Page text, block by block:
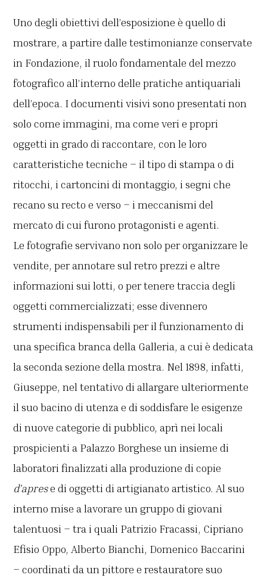
Uno degli obiettivi dell’esposizione è quello di
mostrare, a partire dalle testimonianze conservate
in Fondazione, il ruolo fondamentale del mezzo
fotografico all’interno delle pratiche antiquariali
dell’epoca. I documenti visivi sono presentati non
solo come immagini, ma come veri e propri
oggetti in grado di raccontare, con le loro
caratteristiche tecniche – il tipo di stampa o di
ritocchi, i cartoncini di montaggio, i segni che
recano su recto e verso – i meccanismi del
mercato di cui furono protagonisti e agenti.
Le fotografie servivano non solo per organizzare le
vendite, per annotare sul retro prezzi e altre
informazioni sui lotti, o per tenere traccia degli
oggetti commercializzati; esse divennero
strumenti indispensabili per il funzionamento di
una specifica branca della Galleria, a cui è dedicata
la seconda sezione della mostra. Nel 1898, infatti,
Giuseppe, nel tentativo di allargare ulteriormente
il suo bacino di utenza e di soddisfare le esigenze
di nuove categorie di pubblico, aprì nei locali
prospicienti a Palazzo Borghese un insieme di
laboratori finalizzati alla produzione di copie
d’aprese di oggetti di artigianato artistico. Al suo
interno mise a lavorare un gruppo di giovani
talentuosi – tra i quali Patrizio Fracassi, Cipriano
Efisio Oppo, Alberto Bianchi, Domenico Baccarini
– coordinati da un pittore e restauratore suo